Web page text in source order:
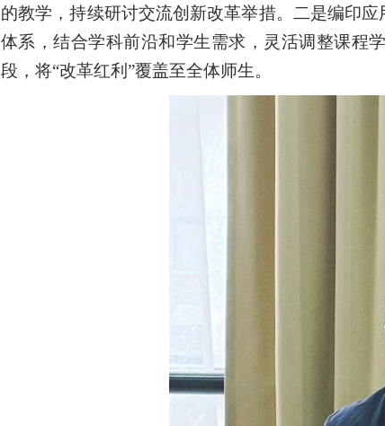
的教学，持续研讨交流创新改革举措。二是编印
体系，结合学科前沿和学生需求，灵活调整课程
段，将“改革红利”覆盖至全体师生。